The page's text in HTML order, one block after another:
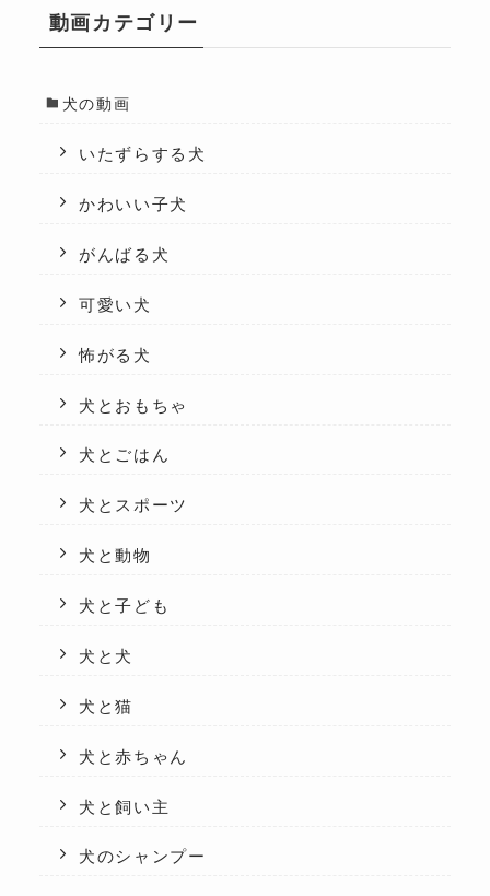
動画カテゴリー
犬の動画
いたずらする犬
かわいい子犬
がんばる犬
可愛い犬
怖がる犬
犬とおもちゃ
犬とごはん
犬とスポーツ
犬と動物
犬と子ども
犬と犬
犬と猫
犬と赤ちゃん
犬と飼い主
犬のシャンプー